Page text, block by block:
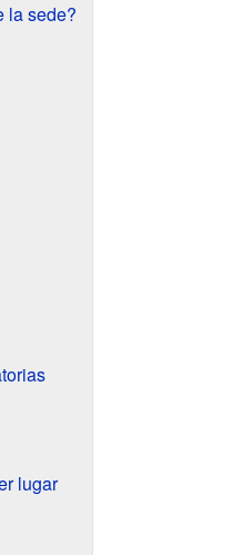
la sede?
lugar